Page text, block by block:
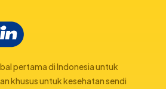
pertama di Indonesia untuk
khusus untuk kesehatan sendi